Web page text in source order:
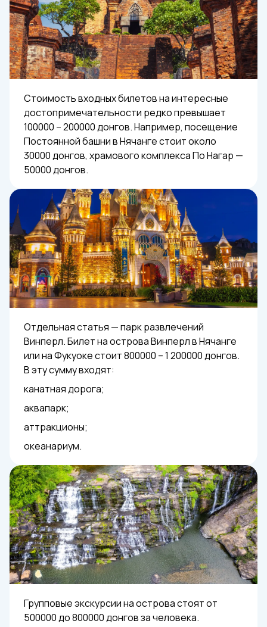
Стоимость входных билетов на интересные
достопримечательности редко превышает
100000 – 200000 донгов. Например, посещение
Постоянной башни в Нячанге стоит около
30000 донгов, храмового комплекса По Нагар —
50000 донгов.
Отдельная статья — парк развлечений
Винперл. Билет на острова Винперл в Нячанге
или на Фукуоке стоит 800000 – 1 200000 донгов.
В эту сумму входят:
канатная дорога;
аквапарк;
аттракционы;
океанариум.
Групповые экскурсии на острова стоят от
500000 до 800000 донгов за человека.